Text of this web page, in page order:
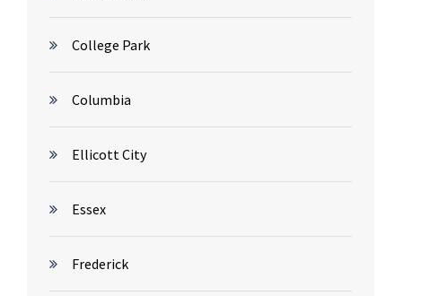
College Park
Columbia
Ellicott City
Essex
Frederick